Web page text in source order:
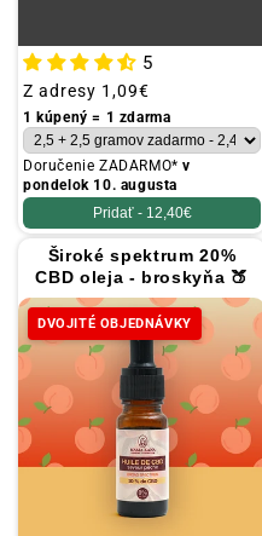
5
Obvyklá
cena
Z adresy 1,09€
1 kúpený = 1 zdarma
Doručenie ZADARMO*v
pondelok 10. augusta
Pridať - 12,40€
Široké spektrum 20%
CBD oleja - broskyňa 🍑
DVOJITÉ OBJEDNÁVKY